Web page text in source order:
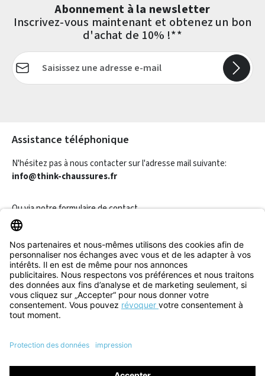
Abonnement à la newsletter
Inscrivez-vous maintenant et obtenez un bon
d'achat de 10% !**
Adresse e-mail*
Assistance téléphonique
N'hésitez pas à nous contacter sur l'adresse mail suivante:
info@think-chaussures.fr
Ou via notreformulaire de contact.
Révoquer un contrat
Informations
Aide & Contact